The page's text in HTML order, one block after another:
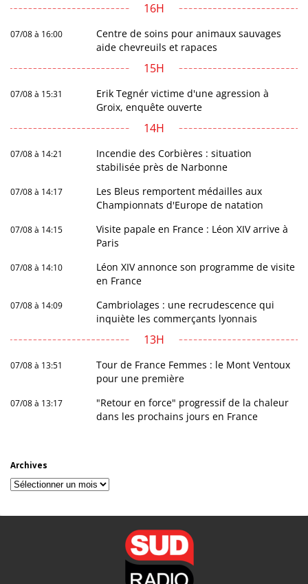
16H
07/08 à 16:00
Centre de soins pour animaux sauvages
aide chevreuils et rapaces
15H
07/08 à 15:31
Erik Tegnér victime d'une agression à
Groix, enquête ouverte
14H
07/08 à 14:21
Incendie des Corbières : situation
stabilisée près de Narbonne
07/08 à 14:17
Les Bleus remportent médailles aux
Championnats d'Europe de natation
07/08 à 14:15
Visite papale en France : Léon XIV arrive à
Paris
07/08 à 14:10
Léon XIV annonce son programme de visite
en France
07/08 à 14:09
Cambriolages : une recrudescence qui
inquiète les commerçants lyonnais
13H
07/08 à 13:51
Tour de France Femmes : le Mont Ventoux
pour une première
07/08 à 13:17
"Retour en force" progressif de la chaleur
dans les prochains jours en France
Archives
Archives